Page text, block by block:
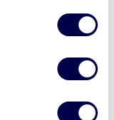
het
maximum